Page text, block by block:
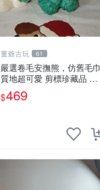
董爺古玩 61
嚴選卷毛安撫熊，仿舊毛巾
質地超可愛 剪標珍藏品 老
式毛巾質地 安撫熊 款式
$469